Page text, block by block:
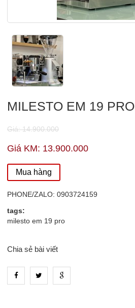
MILESTO EM 19 PRO
Giá: 14.900.000
Giá KM: 13.900.000
Mua hàng
PHONE/ZALO: 0903724159
tags:
milesto em 19 pro
Chia sẻ bài viết